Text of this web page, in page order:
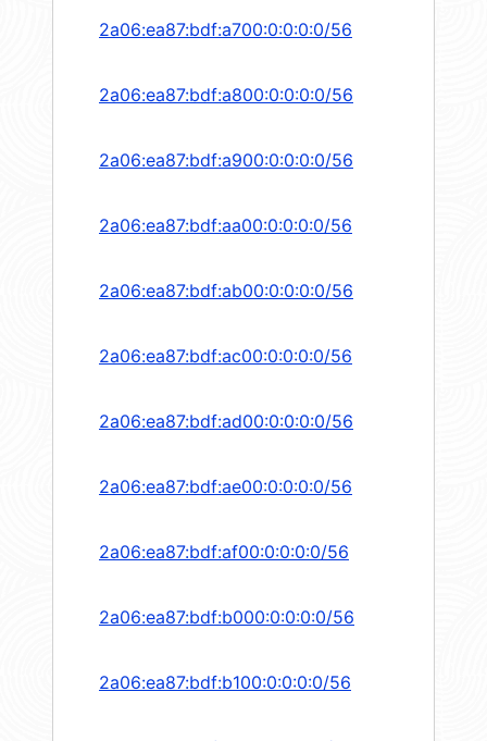
2a06:ea87:bdf:a700:0:0:0:0/56
2a06:ea87:bdf:a800:0:0:0:0/56
2a06:ea87:bdf:a900:0:0:0:0/56
2a06:ea87:bdf:aa00:0:0:0:0/56
2a06:ea87:bdf:ab00:0:0:0:0/56
2a06:ea87:bdf:ac00:0:0:0:0/56
2a06:ea87:bdf:ad00:0:0:0:0/56
2a06:ea87:bdf:ae00:0:0:0:0/56
2a06:ea87:bdf:af00:0:0:0:0/56
2a06:ea87:bdf:b000:0:0:0:0/56
2a06:ea87:bdf:b100:0:0:0:0/56